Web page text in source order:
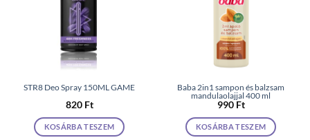
STR8 Deo Spray 150ML GAME
820 Ft
KOSÁRBA TESZEM
Baba 2in1 sampon és balzsam
mandulaolajjal 400 ml
990 Ft
KOSÁRBA TESZEM